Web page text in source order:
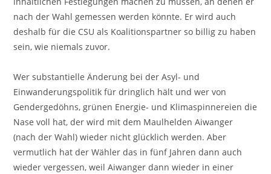
nach der Wahl gemessen werden könnte. Er wird auch
deshalb für die CSU als Koalitionspartner so billig zu haben
sein, wie niemals zuvor.
Wer substantielle Änderung bei der Asyl- und
Einwanderungspolitik für dringlich hält und wer von
Gendergedöhns, grünen Energie- und Klimaspinnereien die
Nase voll hat, der wird mit dem Maulhelden Aiwanger
(nach der Wahl) wieder nicht glücklich werden. Aber
vermutlich hat der Wähler das in fünf Jahren dann auch
wieder vergessen, weil Aiwanger dann wieder in einer